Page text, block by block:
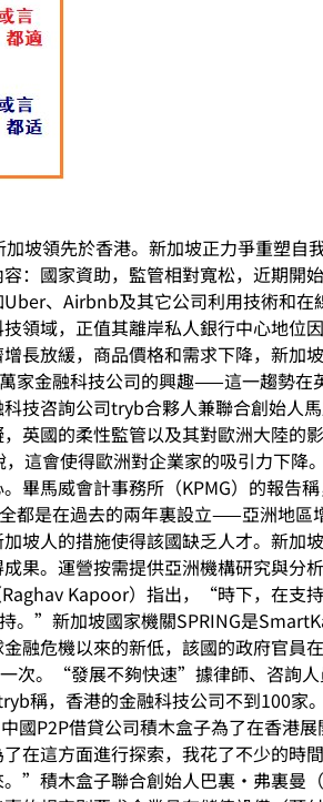
坡領先於香港。新加坡正力爭重塑自
：國家資助，監管相對寬松，近期開
、Airbnb及其它公司利用技術和
領域，正值其離岸私人銀行中心地位
長放緩，商品價格和需求下降，新加
金融科技公司的興趣——這一趨勢在
技咨詢公司tryb合夥人兼聯合創始人
國的柔性監管以及其對歐洲大陸的
這會使得歐洲對企業家的吸引力下降
畢馬威會計事務所（KPMG）的報告
都是在過去的兩年裏設立——亞洲地區
坡人的措施使得該國缺乏人才。新加
果。運營按需提供亞洲機構研究與分
Kapoor）指出，“時下，在支
”新加坡國家機關SPRING是
融危機以來的新低，該國的政府官員
次。“發展不夠快速”據律師、咨詢
稱，香港的金融科技公司不到100家
國P2P借貸公司積木盒子為了在香港
這方面進行探索，我花了不少的時
”積木盒子聯合創始人巴裏·弗裏曼